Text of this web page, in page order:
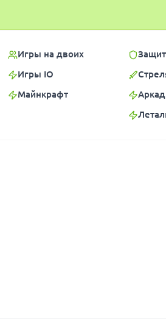
Игры на двоих
Игры IO
Майнкрафт